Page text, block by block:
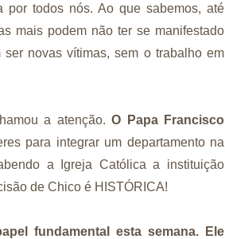
por todos nós. Ao que sabemos, até
mais podem não ter se manifestado
novas vítimas, sem o trabalho em
a atenção.O Papa Francisco
para integrar um departamento na
a Igreja Católica a instituição
de Chico é HISTÓRICA!
fundamental esta semana. Ele